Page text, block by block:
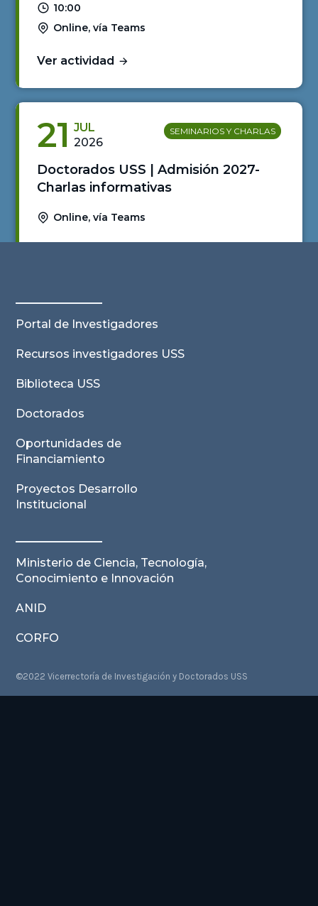
10:00
Online, vía Teams
Ver actividad
21 JUL
2026
SEMINARIOS Y CHARLAS
Doctorados USS | Admisión 2027-
Charlas informativas
Online, vía Teams
Portal de Investigadores
Recursos investigadores USS
Biblioteca USS
Doctorados
Oportunidades de
Financiamiento
Proyectos Desarrollo
Institucional
Ministerio de Ciencia, Tecnología,
Conocimiento e Innovación
ANID
CORFO
©2022 Vicerrectoría de Investigación y Doctorados USS